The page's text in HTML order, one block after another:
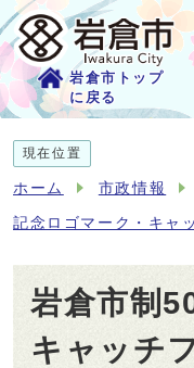
岩倉市トップ
に戻る
現在位置
ホーム 市政情報
記念ロゴマーク・キャ
岩倉市制
キャッチ